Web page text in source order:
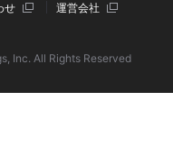
せ 運営会社
Inc. All Rights Reserved